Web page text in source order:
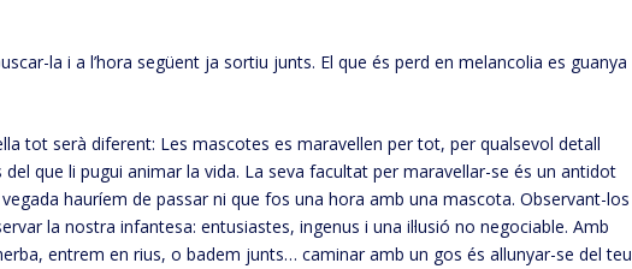
la i a l’hora següent ja sortiu junts. El que és perd en melancolia es guanya
tot serà diferent: Les mascotes es maravellen per tot, per qualsevol detall
que li pugui animar la vida. La seva facultat per maravellar-se és un antidot
hauríem de passar ni que fos una hora amb una mascota. Observant-los
la nostra infantesa: entusiastes, ingenus i una il·lusió no negociable. Amb
entrem en rius, o badem junts… caminar amb un gos és allunyar-se del teu